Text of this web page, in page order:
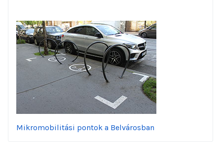
Mikromobilitási pontok a Belvárosban